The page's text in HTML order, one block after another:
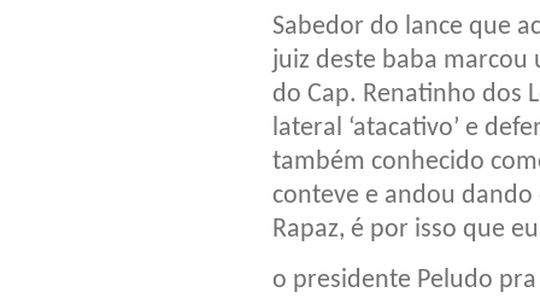
Sabedor do lance que
juiz deste baba
do Cap. Renatinho dos
lateral ‘atacativo’ e
também conhecido
conteve e andou
Rapaz, é por isso que
o presidente Peludo